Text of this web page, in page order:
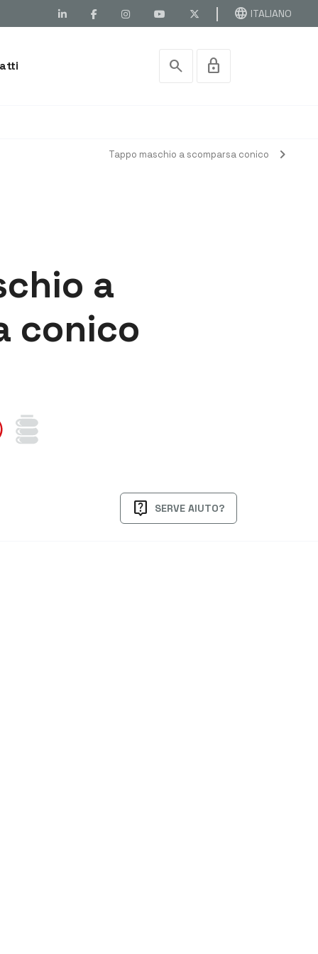
language ITALIANO
search lock
Tappo maschio a scomparsa conico chevron_right
a
conico
live_help SERVE AIUTO?